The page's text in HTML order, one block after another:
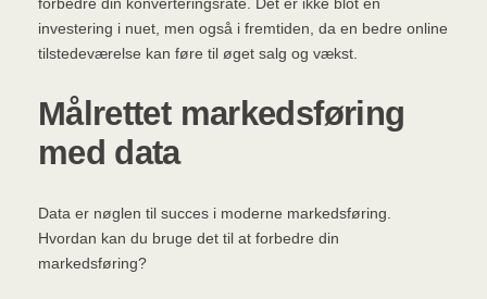
investering i nuet, men også i fremtiden, da en bedre online
tilstedeværelse kan føre til øget salg og vækst.
Målrettet markedsføring
med data
Data er nøglen til succes i moderne markedsføring.
Hvordan kan du bruge det til at forbedre din
markedsføring?